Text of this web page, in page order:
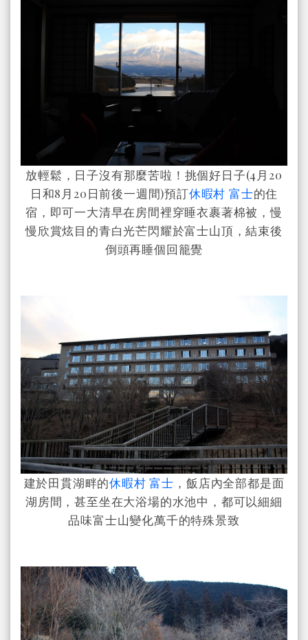
放輕鬆，日子沒有那麼苦啦！挑個好日子(4月20
日和8月20日前後一週間)預訂休暇村 富士的住
宿，即可一大清早在房間裡穿睡衣裹著棉被，慢
慢欣賞炫目的青白光芒閃耀於富士山頂，結束後
倒頭再睡個回籠覺
建於田貫湖畔的休暇村 富士 ，飯店內全部都是面
湖房間，甚至坐在大浴場的水池中，都可以細細
品味富士山變化萬千的特殊景致